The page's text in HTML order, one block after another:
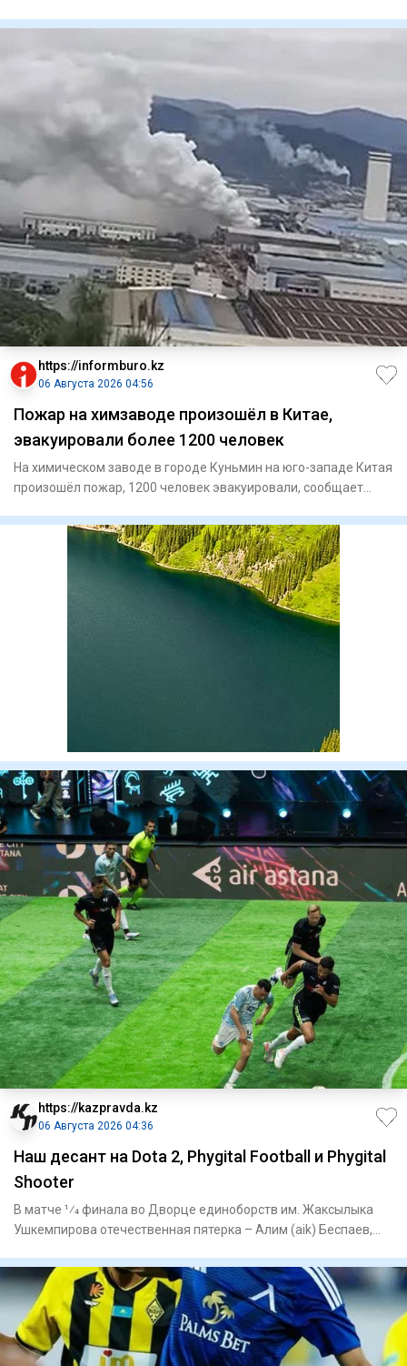
https://informburo.kz
06 Августа 2026 04:56
Пожар на химзаводе произошёл в Китае,
эвакуировали более 1200 человек
На химическом заводе в городе Куньмин на юго-западе Китая
произошёл пожар, 1200 человек эвакуировали, сообщает
https://kazpravda.kz
06 Августа 2026 04:36
Наш десант на Dota 2, Phygital Football и Phygital
Shooter
В матче 1⁄4 финала во Дворце единоборств им. Жаксылыка
Ушкемпирова отечественная пятерка – Алим (aik) Беспаев,